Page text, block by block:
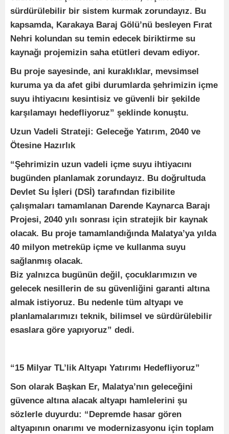
sürdürülebilir bir sistem kurmak zorundayız. Bu
kapsamda, Karakaya Baraj Gölü’nü besleyen Fırat
Nehri kolundan su temin edecek biriktirme su
kaynağı projemizin saha etütleri devam ediyor.
Bu proje sayesinde, ani kuraklıklar, mevsimsel
kuruma ya da afet gibi durumlarda şehrimizin içme
suyu ihtiyacını kesintisiz ve güvenli bir şekilde
karşılamayı hedefliyoruz” şeklinde konuştu.
Uzun Vadeli Strateji: Geleceğe Yatırım, 2040 ve
Ötesine Hazırlık
“Şehrimizin uzun vadeli içme suyu ihtiyacını
bugünden planlamak zorundayız. Bu doğrultuda
Devlet Su İşleri (DSİ) tarafından fizibilite
çalışmaları tamamlanan Darende Kaynarca Barajı
Projesi, 2040 yılı sonrası için stratejik bir kaynak
olacak. Bu proje tamamlandığında Malatya’ya yılda
40 milyon metreküp içme ve kullanma suyu
sağlanmış olacak.
Biz yalnızca bugünün değil, çocuklarımızın ve
gelecek nesillerin de su güvenliğini garanti altına
almak istiyoruz. Bu nedenle tüm altyapı ve
planlamalarımızı teknik, bilimsel ve sürdürülebilir
esaslara göre yapıyoruz” dedi.
“15 Milyar TL’lik Altyapı Yatırımı Hedefliyoruz”
Son olarak Başkan Er, Malatya’nın geleceğini
güvence altına alacak altyapı hamlelerini şu
sözlerle duyurdu: “Depremde hasar gören
altyapının onarımı ve modernizasyonu için toplam